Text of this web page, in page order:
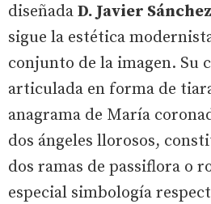
diseñada D. Javier
sigue la estética
conjunto de la imagen. Su
articulada en forma de
anagrama de María
dos ángeles llorosos,
dos ramas de passiflora o
especial simbología